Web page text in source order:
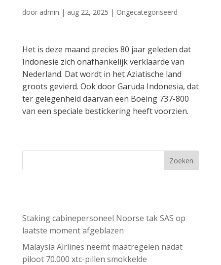
door admin | aug 22, 2025 | Ongecategoriseerd
Het is deze maand precies 80 jaar geleden dat
Indonesië zich onafhankelijk verklaarde van
Nederland. Dat wordt in het Aziatische land
groots gevierd. Ook door Garuda Indonesia, dat
ter gelegenheid daarvan een Boeing 737-800
van een speciale bestickering heeft voorzien.
Zoeken
Staking cabinepersoneel Noorse tak SAS op
laatste moment afgeblazen
Malaysia Airlines neemt maatregelen nadat
piloot 70.000 xtc-pillen smokkelde